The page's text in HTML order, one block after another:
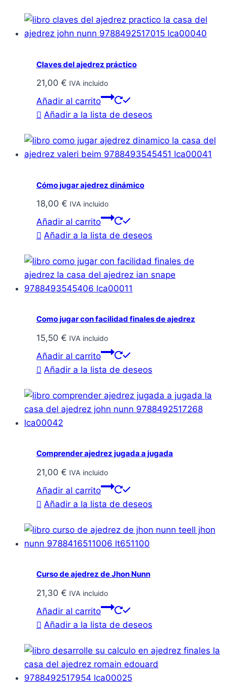
Claves del ajedrez práctico
21,00 € IVA incluido
Añadir al carrito
Añadir a la lista de deseos
Cómo jugar ajedrez dinámico
18,00 € IVA incluido
Añadir al carrito
Añadir a la lista de deseos
Como jugar con facilidad finales de ajedrez
15,50 € IVA incluido
Añadir al carrito
Añadir a la lista de deseos
Comprender ajedrez jugada a jugada
21,00 € IVA incluido
Añadir al carrito
Añadir a la lista de deseos
Curso de ajedrez de Jhon Nunn
21,30 € IVA incluido
Añadir al carrito
Añadir a la lista de deseos